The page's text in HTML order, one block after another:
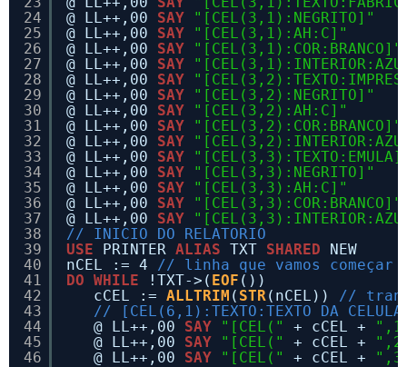
24
25
26
27
28
29
30
31
32
33
34
35
36
37
38
39
40
41
42
43
44
45
46
@ LL++,00 SAY
"[CEL(3,1):NEGRITO]"
@ LL++,00 SAY
"[CEL(3,1):AH:C]"
@ LL++,00 SAY
"[CEL(3,1):COR:BRANCO]"
@ LL++,00 SAY
@ LL++,00 SAY
@ LL++,00 SAY
"[CEL(3,2):NEGRITO]"
@ LL++,00 SAY
"[CEL(3,2):AH:C]"
@ LL++,00 SAY
"[CEL(3,2):COR:BRANCO]"
@ LL++,00 SAY
@ LL++,00 SAY
@ LL++,00 SAY
"[CEL(3,3):NEGRITO]"
@ LL++,00 SAY
"[CEL(3,3):AH:C]"
@ LL++,00 SAY
"[CEL(3,3):COR:BRANCO]"
@ LL++,00 SAY
// INICIO DO RELATORIO
USE
PRINTER ALIAS TXT SHARED
NEW
nCEL := 4 // linha que vamos começar
DO WHILE !TXT->( EOF ())
cCEL := ALLTRIM ( STR(nCEL)) //
// [CEL(6,1):TEXTO:TEXTO DA
@ LL++,00 SAY "[CEL(" + cCEL +
@ LL++,00 SAY "[CEL(" + cCEL +
@ LL++,00 SAY "[CEL(" + cCEL +